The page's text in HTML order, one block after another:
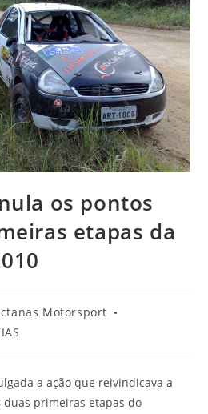
os pontos
etapas da
Motorsport
a ação que reivindicava a
primeiras etapas do